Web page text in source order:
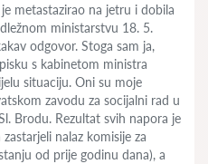
metastazirao na jetru i dobila
ministarstvu 18. 5.
odgovor. Stoga sam ja,
s kabinetom ministra
situaciju. Oni su moje
zavodu za socijalni rad u
Brodu. Rezultat svih napora je
nalaz komisije za
od prije godinu dana), a